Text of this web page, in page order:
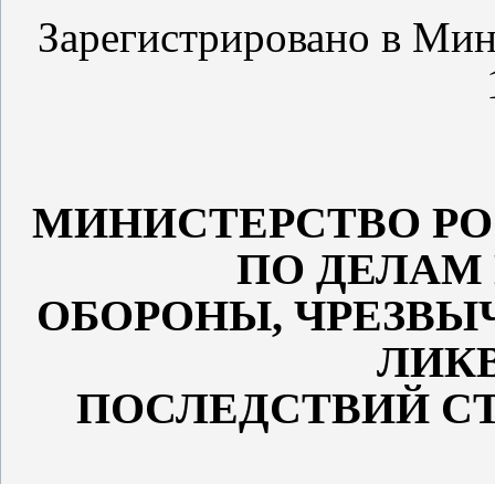
Зарегистрировано в
МИНИСТЕРСТВО
ПО ДЕЛАМ
ОБОРОНЫ,
ПОСЛЕДСТВИЙ